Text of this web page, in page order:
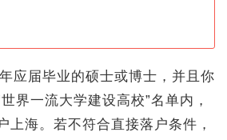
届毕业的硕士或博士，并且你
界一流大学建设高校”名单内，
上海。若不符合直接落户条件，